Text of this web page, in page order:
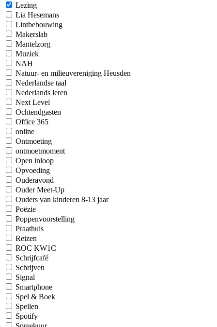
Lezing
Lia Hesemans
Lintbebouwing
Makerslab
Mantelzorg
Muziek
NAH
Natuur- en milieuvereniging Heusden
Nederlandse taal
Nederlands leren
Next Level
Ochtendgasten
Office 365
online
Ontmoeting
ontmoetmoment
Open inloop
Opvoeding
Ouderavond
Ouder Meet-Up
Ouders van kinderen 8-13 jaar
Poëzie
Poppenvoorstelling
Praathuis
Reizen
ROC KW1C
Schrijfcafé
Schrijven
Signal
Smartphone
Spel & Boek
Spellen
Spotify